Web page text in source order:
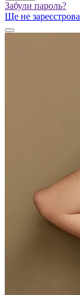
Забули пароль?
Ще не